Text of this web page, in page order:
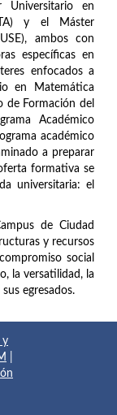
en
y el Máster
ambos con
específicas en
enfocados a
en Matemática
de Formación del
Académico
académico
a preparar
formativa se
universitaria: el
de Ciudad
y recursos
social
la versatilidad, la
egresados.
y